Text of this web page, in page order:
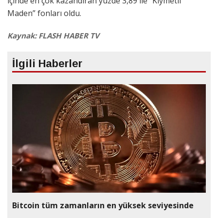
Maden” fonları oldu.
Kaynak: FLASH HABER TV
İlgili Haberler
Bitcoin tüm zamanların en yüksek seviyesinde